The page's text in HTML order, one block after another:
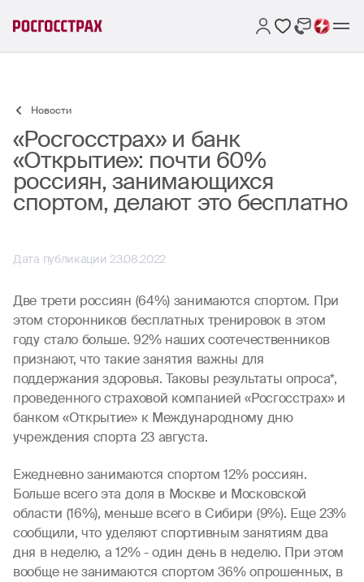
Новости
«Росгосстрах» и банк
«Открытие»: почти 60%
россиян, занимающихся
спортом, делают это бесплатно
Дата публикации 23.08.2022
Две трети россиян (64%) занимаются спортом. При
этом сторонников бесплатных тренировок в этом
году стало больше. 92% наших соотечественников
признают, что такие занятия важны для
поддержания здоровья. Таковы результаты опроса*,
проведенного страховой компанией «Росгосстрах» и
банком «Открытие» к Международному дню
учреждения спорта 23 августа.
Ежедневно занимаются спортом 12% россиян.
Больше всего эта доля в Москве и Московской
области (16%), меньше всего в Сибири (9%). Еще 23%
сообщили, что уделяют спортивным занятиям два
дня в неделю, а 12% - один день в неделю. При этом
вообще не занимаются спортом 36% опрошенных, в